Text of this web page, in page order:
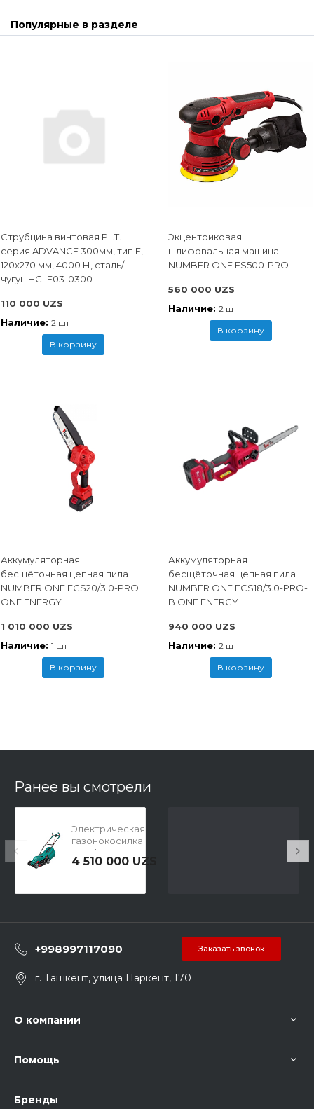
Популярные в разделе
Струбцина винтовая P.I.T.
cерия ADVANCE 300мм, тип F,
120x270 мм, 4000 Н, сталь/
чугун HCLF03-0300
110 000 UZS
Наличие: 2 шт
В корзину
Экцентриковая
шлифовальная машина
NUMBER ONE ES500-PRO
560 000 UZS
Наличие: 2 шт
В корзину
Аккумуляторная
бесщёточная цепная пила
NUMBER ONE ECS20/3.0-PRO
ONE ENERGY
1 010 000 UZS
Наличие: 1 шт
В корзину
Аккумуляторная
бесщёточная цепная пила
NUMBER ONE ECS18/3.0-PRO-
B ONE ENERGY
940 000 UZS
Наличие: 2 шт
В корзину
Ранее вы смотрели
Электрическая
газонокосилка
Bosch ARM 34
4 510 000 UZS
+998997117090 Заказать звонок
г. Ташкент, улица Паркент, 170
О компании
Помощь
Бренды